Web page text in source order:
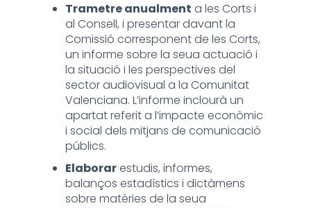
Trametre anualment a les Corts i
al Consell, i presentar davant la
Comissió corresponent de les Corts,
un informe sobre la seua actuació i
la situació i les perspectives del
sector audiovisual a la Comunitat
Valenciana. L’informe inclourà un
apartat referit a l’impacte econòmic
i social dels mitjans de comunicació
públics.
Elaborarestudis, informes,
balanços estadístics i dictàmens
sobre matèries de la seua